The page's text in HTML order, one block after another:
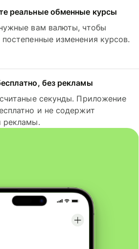
реальные обменные курсы
вам валюты, чтобы
изменения курсов.
без рекламы
секунды. Приложение
и не содержит
рекламы.